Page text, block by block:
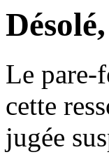
Le pare-
cette
jugée